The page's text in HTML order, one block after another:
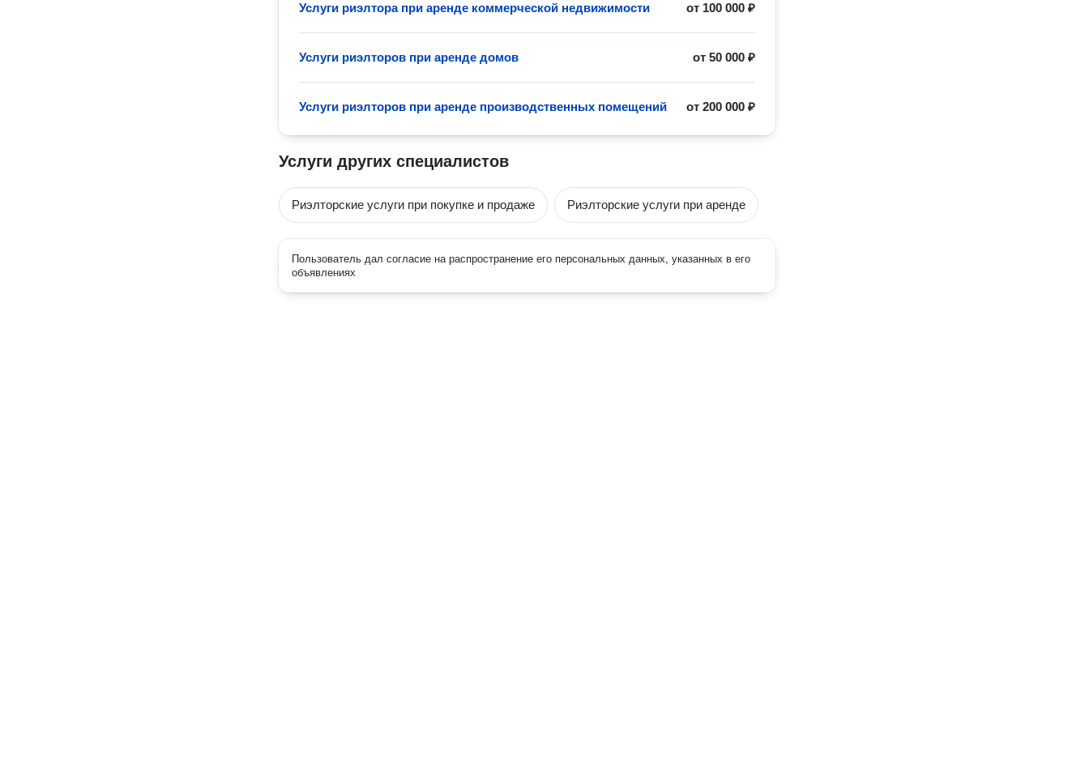
от 100 000 ₽
Услуги риэлтора при аренде коммерческой недвижимости
от50 000 ₽
Услуги риэлторов при аренде домов
от200 000 ₽
Услуги риэлторов при аренде производственных помещений
Услуги других специалистов
Риэлторские услуги при покупке и продаже Риэлторские услуги при аренде
Пользователь дал согласие на распространение его персональных данных, указанных в его
объявлениях